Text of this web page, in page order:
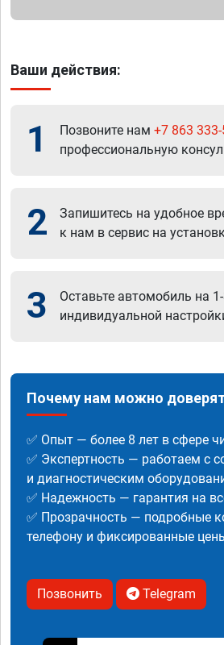
Ваши действия:
1 Позвоните нам +7 863
профессиональную
2
Запишитесь на удобное
к нам в сервис на
3
Оставьте автомобиль на
индивидуальной
Почему нам можно
✅ Опыт — более 8 лет в сфере
✅ Экспертность — работаем с
и диагностическим
✅ Надежность — гарантия на
✅ Прозрачность — подробные
телефону и фиксированные
Позвонить Telegram